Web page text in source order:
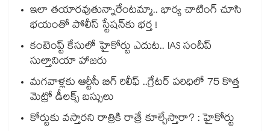
ఇలా తయారవుతున్నారేంటమ్మా.. భార్య చాటింగ్ చూసి
భయంతో పోలీస్ స్టేషన్⁫కు భర్త !
కంటెంప్ట్ కేసులో హైకోర్టు ఎదుట.. IAS సందీప్
సుల్తానియా హాజరు
మగవాళ్లకు ఆర్టీసీ బిగ్ రిలీఫ్ ..గ్రేటర్ పరిధిలో 75 కొత్త
మెట్రో డీలక్స్ బస్సులు
కోర్టుకు వస్తారని రాత్రికి రాత్రే కూల్చేస్తారా? : హైకోర్టు